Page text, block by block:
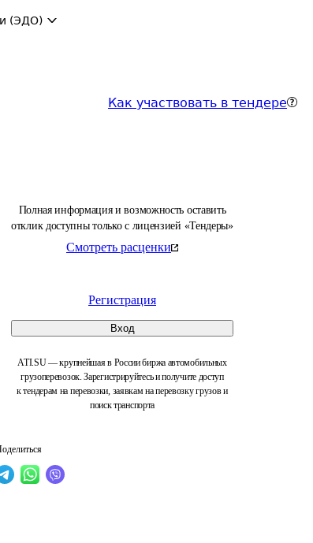
(ЭДО)
Как участвовать в тендере
Полная информация и возможность оставить
отклик доступны только с лицензией «Тендеры»
Смотреть расценки
Регистрация
Вход
ATI.SU — крупнейшая в России биржа автомобильных
грузоперевозок. Зарегистрируйтесь и получите доступ
к тендерам на перевозки, заявкам на перевозку грузов и
поиск транспорта